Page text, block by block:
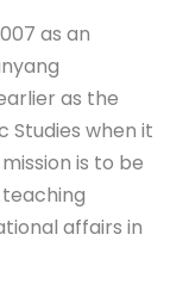
as an
as the
Studies when it
mission is to be
affairs in